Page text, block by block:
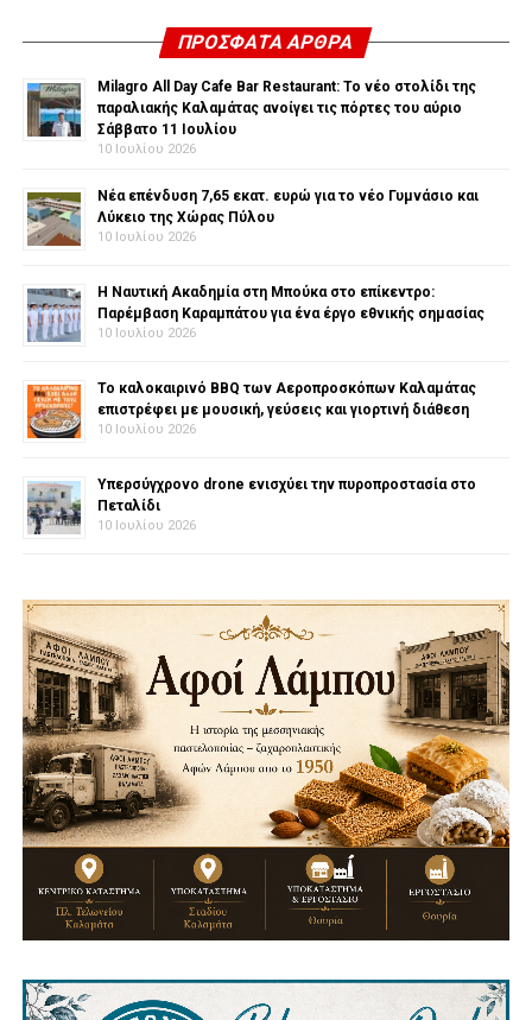
ΠΡΌΣΦΑΤΑ ΆΡΘΡΑ
Milagro All Day Cafe Bar Restaurant: Το νέο στολίδι της
παραλιακής Καλαμάτας ανοίγει τις πόρτες του αύριο
Σάββατο 11 Ιουλίου
10 Ιουλίου 2026
Νέα επένδυση 7,65 εκατ. ευρώ για το νέο Γυμνάσιο και
Λύκειο της Χώρας Πύλου
10 Ιουλίου 2026
Η Ναυτική Ακαδημία στη Μπούκα στο επίκεντρο:
Παρέμβαση Καραμπάτου για ένα έργο εθνικής σημασίας
10 Ιουλίου 2026
Το καλοκαιρινό BBQ των Αεροπροσκόπων Καλαμάτας
επιστρέφει με μουσική, γεύσεις και γιορτινή διάθεση
10 Ιουλίου 2026
Υπερσύγχρονο drone ενισχύει την πυροπροστασία στο
Πεταλίδι
10 Ιουλίου 2026